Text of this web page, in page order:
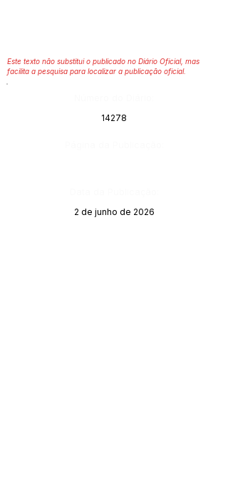
Este texto não substitui o publicado no Diário Oficial, mas
facilita a pesquisa para localizar a publicação oficial.
14278
2 de junho de 2026